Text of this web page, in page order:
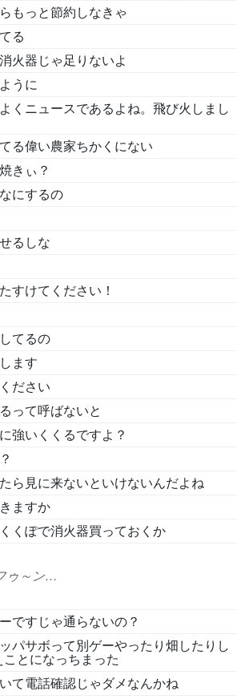
もっと節約しなきゃ
る
火器じゃ足りないよ
うに
くニュースであるよね。飛び火しまし
る偉い農家ちかくにない
きぃ？
にするの
るしな
すけてください！
てるの
ます
ださい
って呼ばないと
強いくくるですよ？
ら見に来ないといけないんだよね
ますか
くぽで消火器買っておくか
ゥ～ン…
ですじゃ通らないの？
パサボって別ゲーやったり畑したりし
とになっちまった
て電話確認じゃダメなんかね